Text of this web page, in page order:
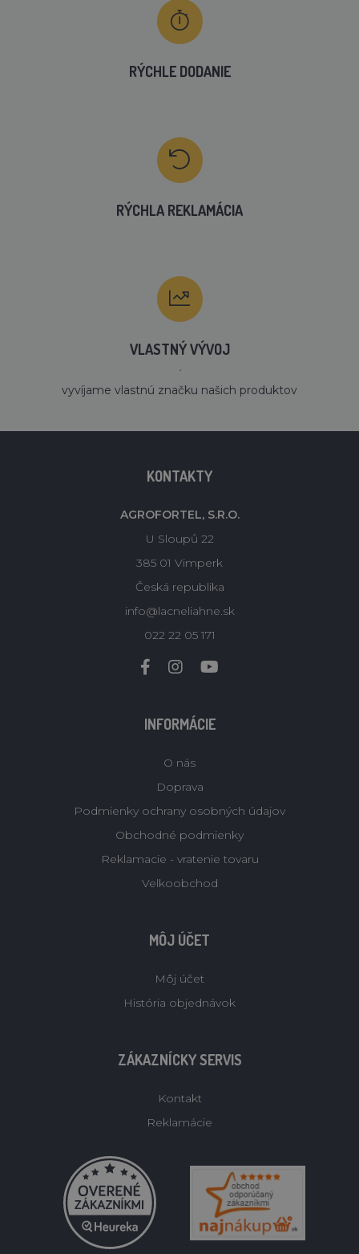
RÝCHLE DODANIE
RÝCHLA REKLAMÁCIA
VLASTNÝ VÝVOJ
´
vyvíjame vlastnú značku našich produktov
KONTAKTY
AGROFORTEL, S.R.O.
U Sloupů 22
385 01 Vimperk
Česká republika
info@lacneliahne.sk
022 22 05 171
INFORMÁCIE
O nás
Doprava
Podmienky ochrany osobných údajov
Obchodné podmienky
Reklamacie - vratenie tovaru
Velkoobchod
MÔJ ÚČET
Môj účet
História objednávok
ZÁKAZNÍCKY SERVIS
Kontakt
Reklamácie